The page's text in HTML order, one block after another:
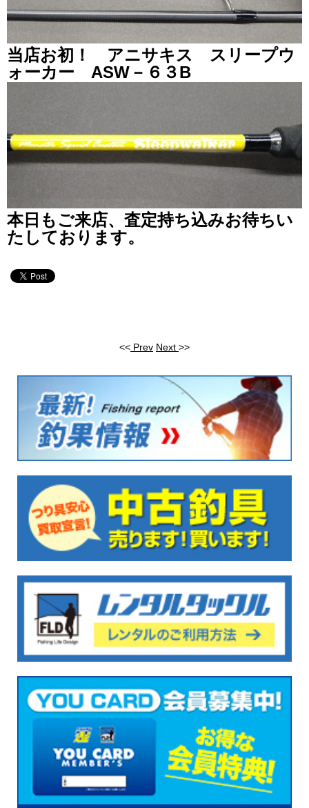
当店お初！ アニサキス スリープウ
ォーカー ASW－６３B
本日もご来店、査定持ち込みお待ちい
たしております。
<< Prev Next >>